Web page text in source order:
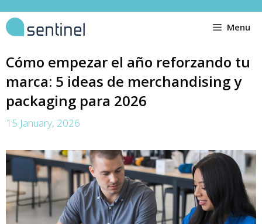
Menu
Cómo empezar el año reforzando tu
marca: 5 ideas de merchandising y
packaging para 2026
15 January, 2026